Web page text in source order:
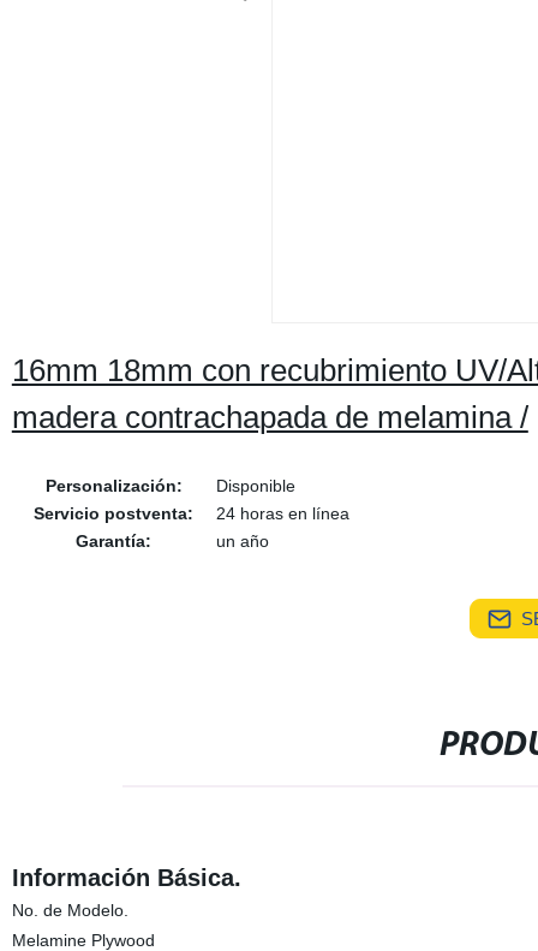
16mm 18mm con recubrimiento UV/
madera contrachapada de melamina /
Personalización:
Disponible
Servicio postventa:
24 horas en línea
Garantía:
un año
Información Básica.
No. de Modelo.
Melamine Plywood